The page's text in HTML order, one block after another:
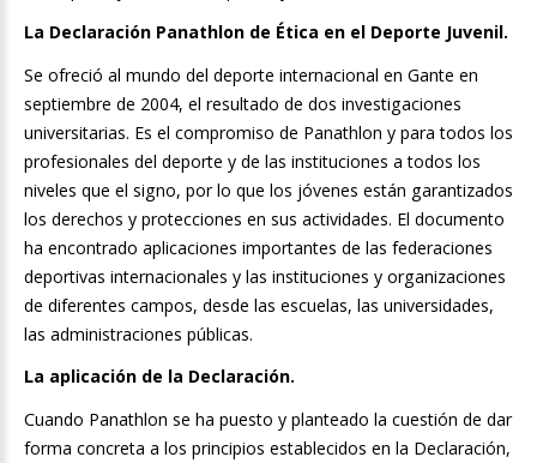
La Declaración Panathlon de Ética en el Deporte Juvenil.
Se ofreció al mundo del deporte internacional en Gante en
septiembre de 2004, el resultado de dos investigaciones
universitarias. Es el compromiso de Panathlon y para todos los
profesionales del deporte y de las instituciones a todos los
niveles que el signo, por lo que los jóvenes están garantizados
los derechos y protecciones en sus actividades. El documento
ha encontrado aplicaciones importantes de las federaciones
deportivas internacionales y las instituciones y organizaciones
de diferentes campos, desde las escuelas, las universidades,
las administraciones públicas.
La aplicación de la Declaración.
Cuando Panathlon se ha puesto y planteado la cuestión de dar
forma concreta a los principios establecidos en la Declaración,